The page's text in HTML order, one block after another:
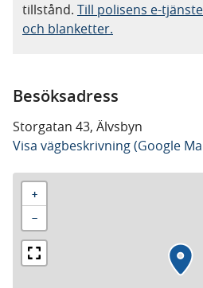
tillstånd. Till polisens e-
och blanketter.
Besöksadress
Storgatan 43, Älvsbyn
Visa vägbeskrivning (Google
+
−